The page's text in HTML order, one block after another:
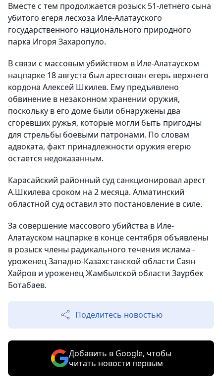
Вместе с тем продолжается розыск 51-летнего сына
убитого егеря лесхоза Иле-Алатауского
государственного национального природного
парка Игоря Захаропуло.
В связи с массовым убийством в Иле-Алатауском
нацпарке 18 августа был арестован егерь верхнего
кордона Алексей Шкилев. Ему предъявлено
обвинение в незаконном хранении оружия,
поскольку в его доме были обнаружены два
сгоревших ружья, которые могли быть пригодны
для стрельбы боевыми патронами. По словам
адвоката, факт принадлежности оружия егерю
остается недоказанным.
Карасайский районный суд санкционировал арест
А.Шкилева сроком на 2 месяца. Алматинский
областной суд оставил это постановление в силе.
За совершение массового убийства в Иле-
Алатауском нацпарке в конце сентября объявлены
в розыск члены радикального течения ислама -
уроженец Западно-Казахстанской области Саян
Хайров и уроженец Жамбылской области Заурбек
Ботабаев.
Поделитесь новостью
Добавить в Google, чтобы
читать новости первым